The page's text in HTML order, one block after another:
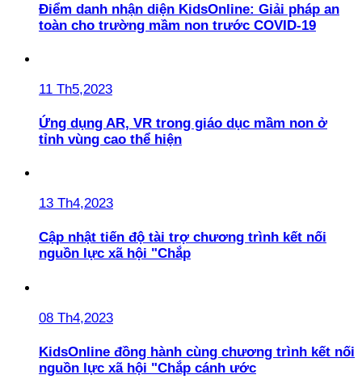
Điểm danh nhận diện KidsOnline: Giải pháp an
toàn cho trường mầm non trước COVID-19
11 Th5,2023
Ứng dụng AR, VR trong giáo dục mầm non ở
tỉnh vùng cao thể hiện
13 Th4,2023
Cập nhật tiến độ tài trợ chương trình kết nối
nguồn lực xã hội "Chắp
08 Th4,2023
KidsOnline đồng hành cùng chương trình kết nối
nguồn lực xã hội "Chắp cánh ước